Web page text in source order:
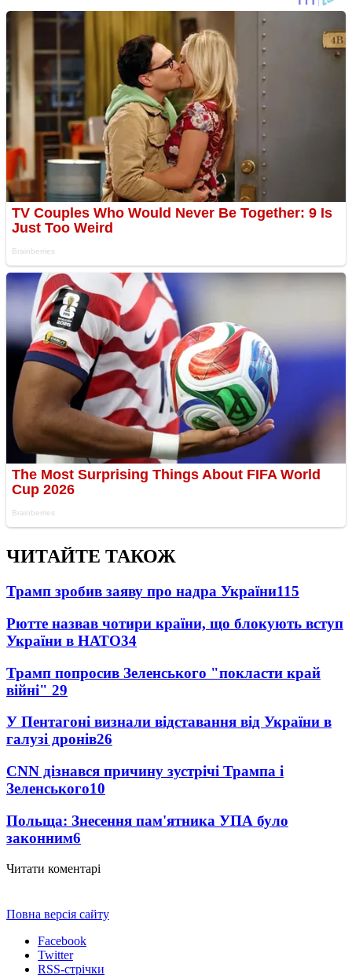
ЧИТАЙТЕ ТАКОЖ
Трамп зробив заяву про надра України115
Рютте назвав чотири країни, що блокують вступ
України в НАТО34
Трамп попросив Зеленського "покласти край
війні" 29
У Пентагоні визнали відставання від України в
галузі дронів26
CNN дізнався причину зустрічі Трампа і
Зеленського10
Польща: Знесення пам'ятника УПА було
законним6
Читати коментарі
Повна версія сайту
Facebook
Twitter
RSS-стрічки